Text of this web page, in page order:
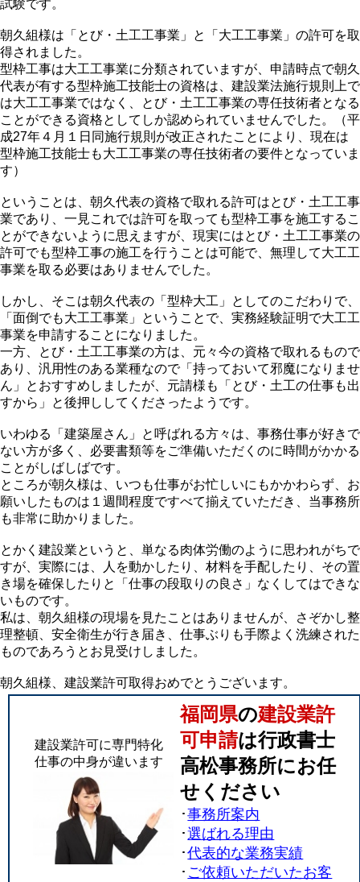
試験です。
朝久組様は「とび・土工工事業」と「大工工事業」の許可を取
得されました。
型枠工事は大工工事業に分類されていますが、申請時点で朝久
代表が有する型枠施工技能士の資格は、建設業法施行規則上で
は大工工事業ではなく、とび・土工工事業の専任技術者となる
ことができる資格としてしか認められていませんでした。（平
成27年４月１日同施行規則が改正されたことにより、現在は
型枠施工技能士も大工工事業の専任技術者の要件となっていま
す）
ということは、朝久代表の資格で取れる許可はとび・土工工事
業であり、一見これでは許可を取っても型枠工事を施工するこ
とができないように思えますが、現実にはとび・土工工事業の
許可でも型枠工事の施工を行うことは可能で、無理して大工工
事業を取る必要はありませんでした。
しかし、そこは朝久代表の「型枠大工」としてのこだわりで、
「面倒でも大工工事業」ということで、実務経験証明で大工工
事業を申請することになりました。
一方、とび・土工工事業の方は、元々今の資格で取れるもので
あり、汎用性のある業種なので「持っておいて邪魔になりませ
ん」とおすすめしましたが、元請様も「とび・土工の仕事も出
すから」と後押ししてくださったようです。
いわゆる「建築屋さん」と呼ばれる方々は、事務仕事が好きで
ない方が多く、必要書類等をご準備いただくのに時間がかかる
ことがしばしばです。
ところが朝久様は、いつも仕事がお忙しいにもかかわらず、お
願いしたものは１週間程度ですべて揃えていただき、当事務所
も非常に助かりました。
とかく建設業というと、 単なる肉体労働のように思われがちで
すが、実際には、人を動かしたり、材料を手配したり、その置
き場を確保したりと「仕事の段取りの良さ」なくしてはできな
いものです。
私は、朝久組様の現場を見たことはありませんが、さぞかし整
理整頓、安全衛生が行き届き、仕事ぶりも手際よく洗練された
ものであろうとお見受けしました。
朝久組様、建設業許可取得おめでとうございます。
建設業許可に専門特化
仕事の中身が違います
福岡県の建設業許
可申請は行政書士
高松事務所にお任
せください
･事務所案内
･選ばれる理由
･代表的な業務実績
･ ご依頼いただいたお客